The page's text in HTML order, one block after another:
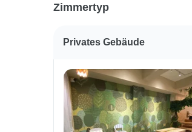
Zimmertyp
Privates Gebäude